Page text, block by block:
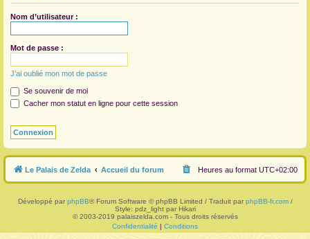
Nom d’utilisateur :
Mot de passe :
J’ai oublié mon mot de passe
Se souvenir de moi
Cacher mon statut en ligne pour cette session
Le Palais de Zelda Accueil du forum Heures au format UTC+02:00
Développé par phpBB® Forum Software © phpBB Limited / Traduit par phpBB-fr.com/
Style: pdz_light par Hikari
© 2003-2019 palaiszelda.com - Tous droits réservés
Confidentialité | Conditions